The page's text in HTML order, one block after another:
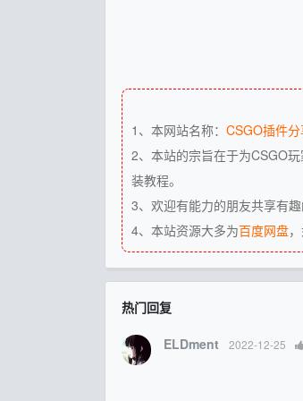
1、本网站名称： CSGO插件
2、本站的宗旨在于为CSGO
装教程。
3、欢迎有能力的朋友共享有趣
4、本站资源大多为百度网盘
热门回复
ELDment 2022-12-25